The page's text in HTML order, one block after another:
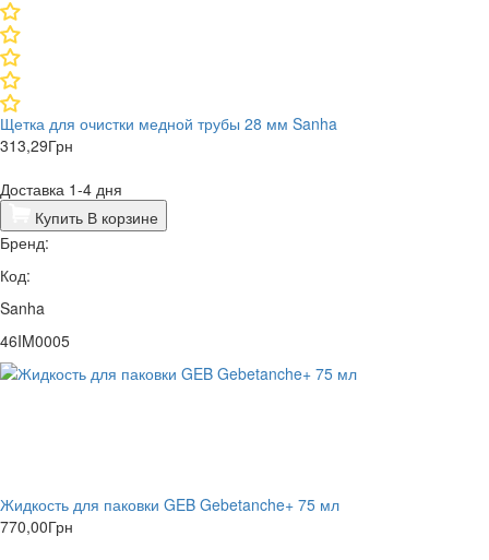
Щетка для очистки медной трубы 28 мм Sanha
313,29Грн
Доставка 1-4 дня
Купить В корзине
Бренд:
Код:
Sanha
46IM0005
Жидкость для паковки GEB Gebetanche+ 75 мл
770,00Грн